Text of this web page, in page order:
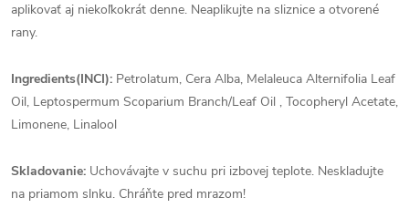
aplikovať aj niekoľkokrát denne. Neaplikujte na sliznice a otvorené
rany.
Ingredients(INCI): Petrolatum, Cera Alba, Melaleuca Alternifolia Leaf
Oil, Leptospermum Scoparium Branch/Leaf Oil , Tocopheryl Acetate,
Limonene, Linalool
Skladovanie: Uchovávajte v suchu pri izbovej teplote. Neskladujte
na priamom slnku. Chráňte pred mrazom!